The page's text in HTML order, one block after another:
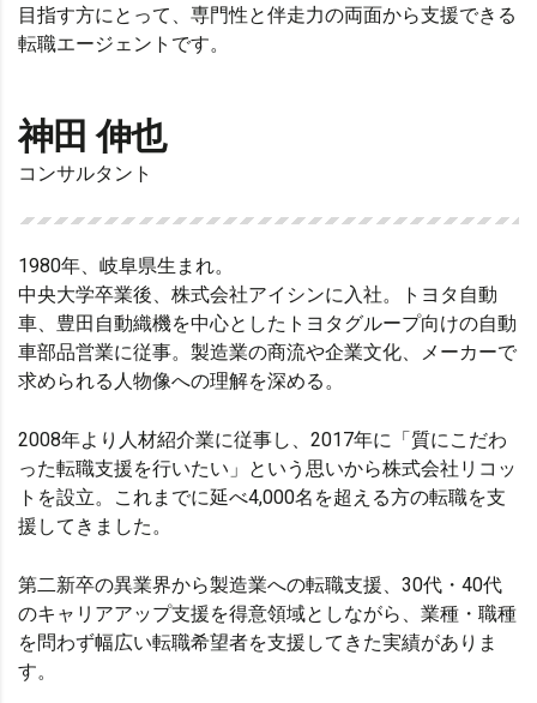
目指す方にとって、専門性と伴走力の両面から支援できる
転職エージェントです。
神田 伸也
コンサルタント
1980年、岐阜県生まれ。
中央大学卒業後、株式会社アイシンに入社。トヨタ自動
車、豊田自動織機を中心としたトヨタグループ向けの自動
車部品営業に従事。製造業の商流や企業文化、メーカーで
求められる人物像への理解を深める。
2008年より人材紹介業に従事し、2017年に「質にこだわ
った転職支援を行いたい」という思いから株式会社リコッ
トを設立。これまでに延べ4,000名を超える方の転職を支
援してきました。
第二新卒の異業界から製造業への転職支援、30代・40代
のキャリアアップ支援を得意領域としながら、業種・職種
を問わず幅広い転職希望者を支援してきた実績がありま
す。